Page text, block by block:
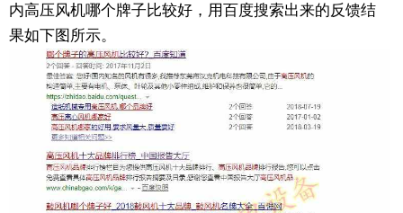
内高压风机哪个牌子比较好，用百度搜索出来的反馈结
果如下图所示。